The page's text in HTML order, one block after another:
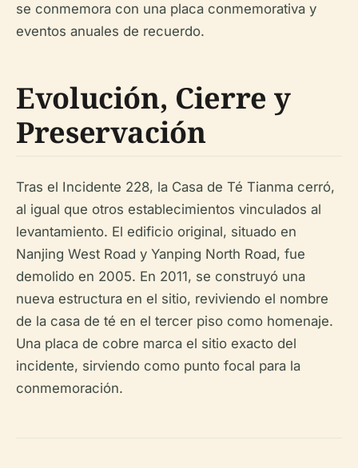
se conmemora con una placa conmemorativa y
eventos anuales de recuerdo.
Evolución, Cierre y
Preservación
Tras el Incidente 228, la Casa de Té Tianma cerró,
al igual que otros establecimientos vinculados al
levantamiento. El edificio original, situado en
Nanjing West Road y Yanping North Road, fue
demolido en 2005. En 2011, se construyó una
nueva estructura en el sitio, reviviendo el nombre
de la casa de té en el tercer piso como homenaje.
Una placa de cobre marca el sitio exacto del
incidente, sirviendo como punto focal para la
conmemoración.